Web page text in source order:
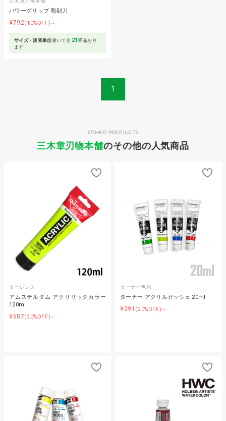
パワーグリップ 彫刻刀
¥792(10%OFF)～
サイズ・販売単位違いで全 21 商品あり
ます
1
三木章刃物本舗のその他の人気商品
OTHER PRODUCTS
ターレンス
アムステルダム アクリリックカラー
120ml
¥687(20%OFF)～
ターナー色彩
ターナー アクリルガッシュ 20ml
¥291 (20%OFF)～